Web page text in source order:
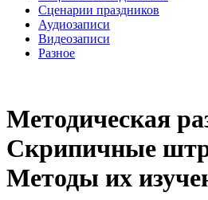
Сценарии праздников
Аудиозаписи
Видеозаписи
Разное
Методическая
Скрипичные
Методы их